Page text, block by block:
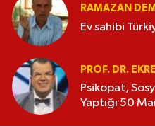
RAMAZAN
Ev sahibi
PROF. DR.
Psikopat,
Yaptığı 50